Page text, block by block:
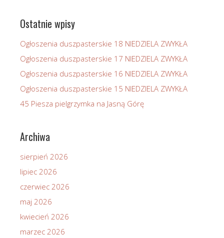
Ostatnie wpisy
Ogłoszenia duszpasterskie 18 NIEDZIELA ZWYKŁA
Ogłoszenia duszpasterskie 17 NIEDZIELA ZWYKŁA
Ogłoszenia duszpasterskie 16 NIEDZIELA ZWYKŁA
Ogłoszenia duszpasterskie 15 NIEDZIELA ZWYKŁA
45 Piesza pielgrzymka na Jasną Górę
Archiwa
sierpień 2026
lipiec 2026
czerwiec 2026
maj 2026
kwiecień 2026
marzec 2026